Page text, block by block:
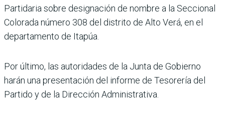
Partidaria sobre designa­ción de nombre a la Seccio­nal
Colorada número 308 del distrito de Alto Verá, en el
departamento de Itapúa.
Por último, las autorida­des de la Junta de Gobierno
harán una presentación del informe de Tesorería del
Partido y de la Dirección Administrativa.